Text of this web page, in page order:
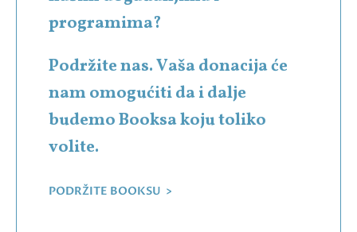
programima?
Podržite nas. Vaša donacija će
nam omogućiti da i dalje
budemo Booksa koju toliko
volite.
PODRŽITE BOOKSU >